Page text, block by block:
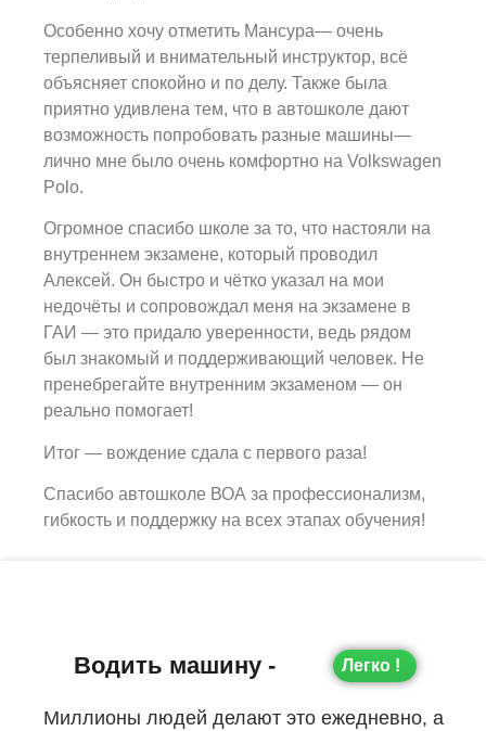
Особенно хочу отметить Мансура— очень
терпеливый и внимательный инструктор, всё
объясняет спокойно и по делу. Также была
приятно удивлена тем, что в автошколе дают
возможность попробовать разные машины—
лично мне было очень комфортно на Volkswagen
Polo.
Огромное спасибо школе за то, что настояли на
внутреннем экзамене, который проводил
Алексей. Он быстро и чётко указал на мои
недочёты и сопровождал меня на экзамене в
ГАИ — это придало уверенности, ведь рядом
был знакомый и поддерживающий человек. Не
пренебрегайте внутренним экзаменом — он
реально помогает!
Итог — вождение сдала с первого раза!
Спасибо автошколе ВОА за профессионализм,
гибкость и поддержку на всех этапах обучения!
Водить машину - Легко !
Миллионы людей делают это ежедневно, а